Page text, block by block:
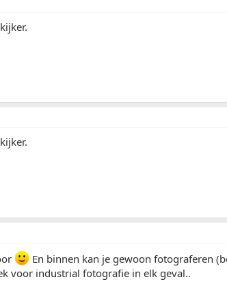
En binnen kan je gewoon fotograferen
voor industrial fotografie in elk geval..